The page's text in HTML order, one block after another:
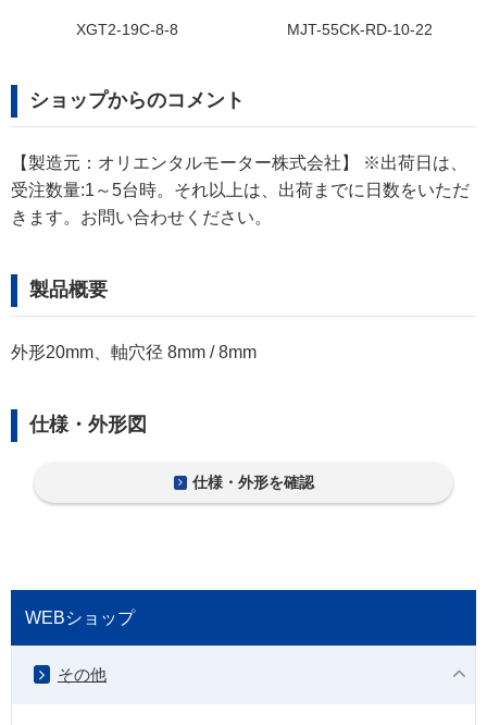
XGT2-19C-8-8 MJT-55CK-RD-10-22
ショップからのコメント
【製造元：オリエンタルモーター株式会社】 ※出荷日は、
受注数量:1～5台時。それ以上は、出荷までに日数をいただ
きます。お問い合わせください。
製品概要
外形20mm、軸穴径 8mm / 8mm
仕様・外形図
仕様・外形を確認
WEBショップ
その他